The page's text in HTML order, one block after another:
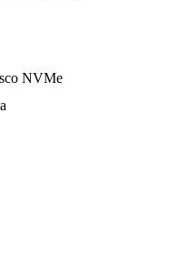
NVMe